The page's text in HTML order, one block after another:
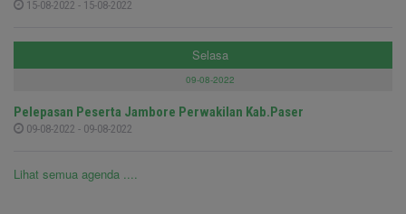
15-08-2022 - 15-08-2022
Selasa
09-08-2022
Pelepasan Peserta Jambore Perwakilan Kab.Paser
09-08-2022 - 09-08-2022
Lihat semua agenda ....